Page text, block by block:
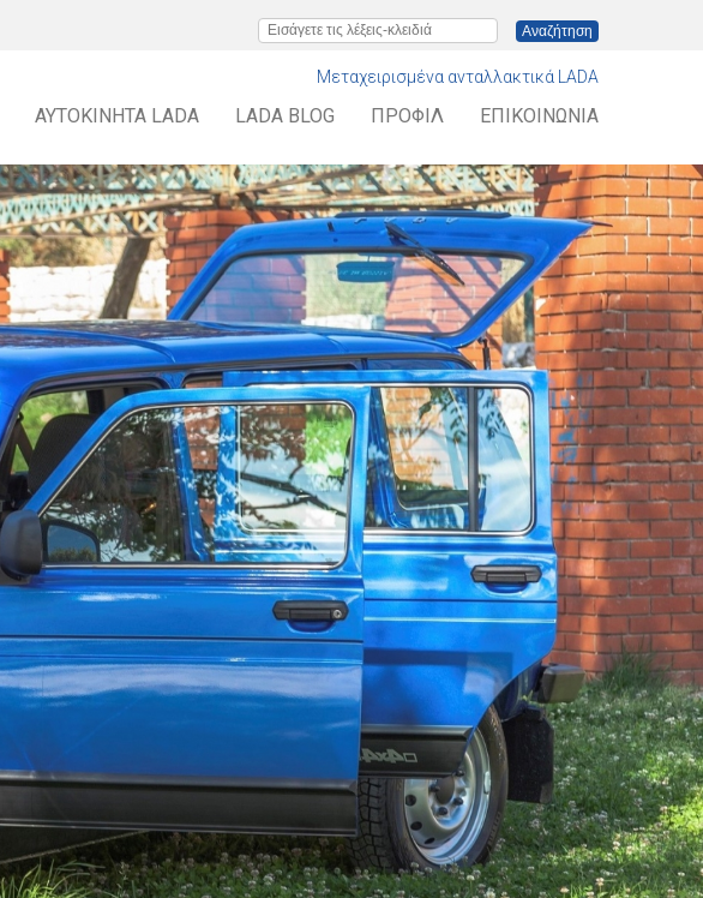
Εισάγετε τις λέξεις-κλειδιά
Μεταχειρισμένα ανταλλακτικά LADA
ΑΥΤΟΚΊΝΗΤΑ LADA LADA BLOG ΠΡΟΦΊΛ ΕΠΙΚΟΙΝΩΝΊΑ